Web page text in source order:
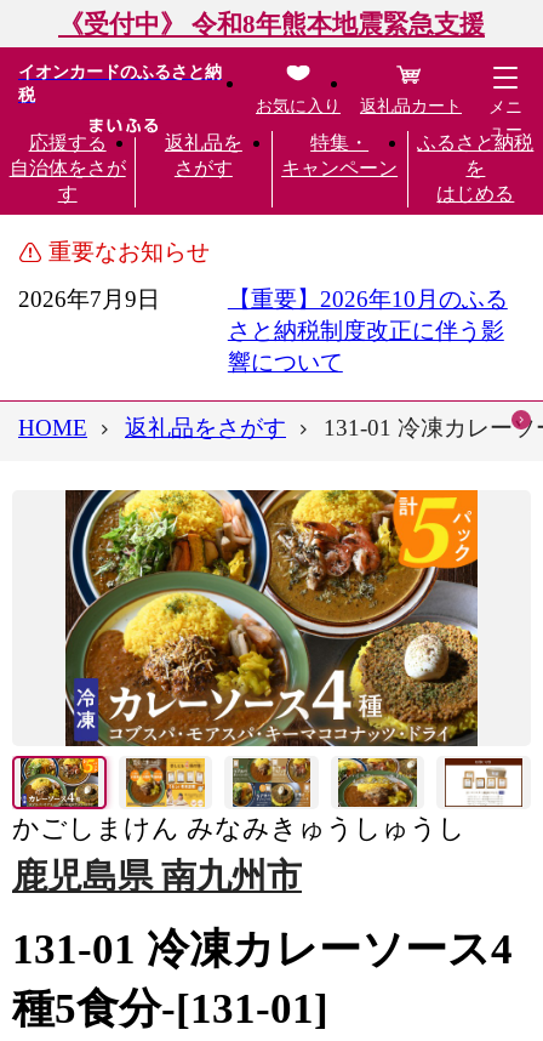
《受付中》 令和8年熊本地震緊急支援
イオンカードのふるさと納
税
応援する
自治体をさが
す
返礼品を
さがす
特集・
キャンペーン
ふるさと納税
を
はじめる
お気に入り 返礼品カート
メニ
ュー
重要なお知らせ
2026年7月9日
【重要】2026年10月のふる
さと納税制度改正に伴う影
響について
HOME 返礼品をさがす 131-01 冷凍カレー
かごしまけん みなみきゅうしゅうし
鹿児島県 南九州市
131-01 冷凍カレーソース4
種5食分-[131-01]